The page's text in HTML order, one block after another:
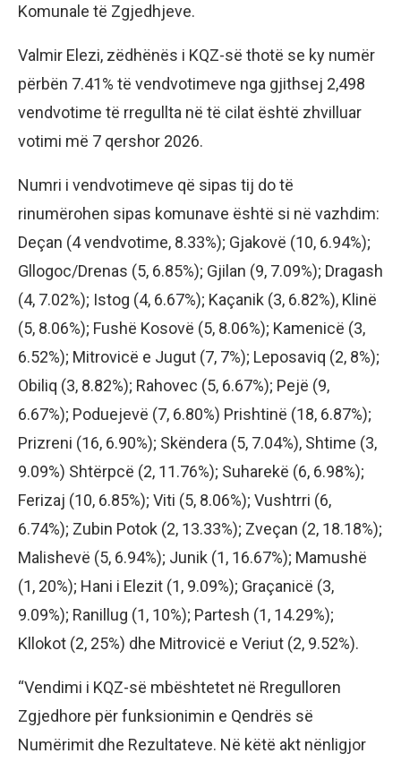
Komunale të Zgjedhjeve.
Valmir Elezi, zëdhënës i KQZ-së thotë se ky numër
përbën 7.41% të vendvotimeve nga gjithsej 2,498
vendvotime të rregullta në të cilat është zhvilluar
votimi më 7 qershor 2026.
Numri i vendvotimeve që sipas tij do të
rinumërohen sipas komunave është si në vazhdim:
Deçan (4 vendvotime, 8.33%); Gjakovë (10, 6.94%);
Gllogoc/Drenas (5, 6.85%); Gjilan (9, 7.09%); Dragash
(4, 7.02%); Istog (4, 6.67%); Kaçanik (3, 6.82%), Klinë
(5, 8.06%); Fushë Kosovë (5, 8.06%); Kamenicë (3,
6.52%); Mitrovicë e Jugut (7, 7%); Leposaviq (2, 8%);
Obiliq (3, 8.82%); Rahovec (5, 6.67%); Pejë (9,
6.67%); Poduejevë (7, 6.80%) Prishtinë (18, 6.87%);
Prizreni (16, 6.90%); Skëndera (5, 7.04%), Shtime (3,
9.09%) Shtërpcë (2, 11.76%); Suharekë (6, 6.98%);
Ferizaj (10, 6.85%); Viti (5, 8.06%); Vushtrri (6,
6.74%); Zubin Potok (2, 13.33%); Zveçan (2, 18.18%);
Malishevë (5, 6.94%); Junik (1, 16.67%); Mamushë
(1, 20%); Hani i Elezit (1, 9.09%); Graçanicë (3,
9.09%); Ranillug (1, 10%); Partesh (1, 14.29%);
Kllokot (2, 25%) dhe Mitrovicë e Veriut (2, 9.52%).
“Vendimi i KQZ-së mbështetet në Rregulloren
Zgjedhore për funksionimin e Qendrës së
Numërimit dhe Rezultateve. Në këtë akt nënligjor